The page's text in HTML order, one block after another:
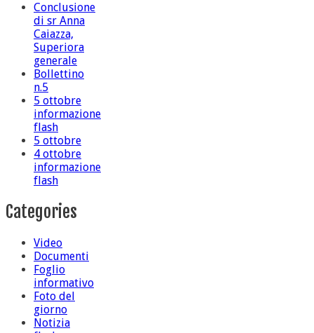
Conclusione
di sr Anna
Caiazza,
Superiora
generale
Bollettino
n.5
5 ottobre
informazione
flash
5 ottobre
4 ottobre
informazione
flash
Categories
Video
Documenti
Foglio
informativo
Foto del
giorno
Notizia